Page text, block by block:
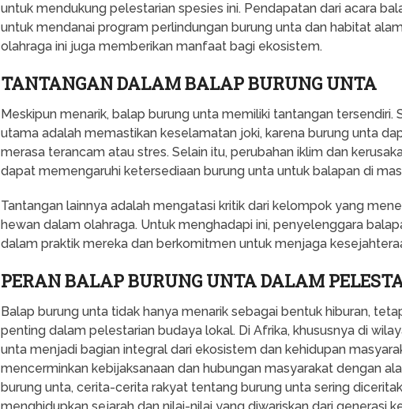
untuk mendukung pelestarian spesies ini. Pendapatan dari acara
untuk mendanai program perlindungan burung unta dan habitat
olahraga ini juga memberikan manfaat bagi ekosistem.
TANTANGAN DALAM BALAP BURUNG UNTA
Meskipun menarik, balap burung unta memiliki tantangan tersendiri.
utama adalah memastikan keselamatan joki, karena burung unta
merasa terancam atau stres. Selain itu, perubahan iklim dan
dapat memengaruhi ketersediaan burung unta untuk balapan di
Tantangan lainnya adalah mengatasi kritik dari kelompok yang
hewan dalam olahraga. Untuk menghadapi ini, penyelenggara
dalam praktik mereka dan berkomitmen untuk menjaga
PERAN BALAP BURUNG UNTA DALAM
Balap burung unta tidak hanya menarik sebagai bentuk hiburan,
penting dalam pelestarian budaya lokal. Di Afrika, khususnya di
unta menjadi bagian integral dari ekosistem dan kehidupan
mencerminkan kebijaksanaan dan hubungan masyarakat dengan
burung unta, cerita-cerita rakyat tentang burung unta sering